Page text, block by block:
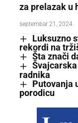
za prelazak u
septembar 21, 2024
Luksuzno
rekordi na
Šta znači
radnika
Putovanja
porodicu